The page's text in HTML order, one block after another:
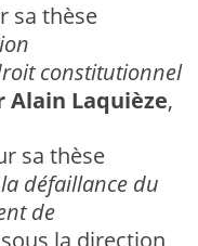
sa thèse
constitutionnel
Alain Laquièze,
sa thèse
défaillance du
de
la direction